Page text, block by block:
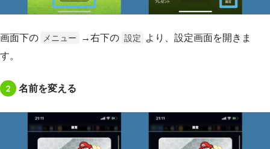
画面下の メニュー →右下の 設定
より、設定画面を開きま
す。
2 名前を変える